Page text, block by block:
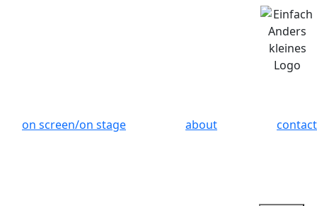
on screen/on stage about contact